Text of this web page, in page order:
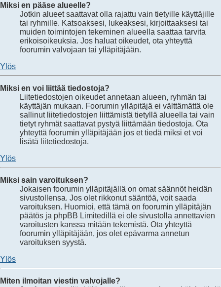
Miksi en pääse alueelle?
Jotkin alueet saattavat olla rajattu vain tietyille käyttäjille
tai ryhmille. Katsoaksesi, lukeaksesi, kirjoittaaksesi tai
muiden toimintojen tekeminen alueella saattaa tarvita
erikoisoikeuksia. Jos haluat oikeudet, ota yhteyttä
foorumin valvojaan tai ylläpitäjään.
Ylös
Miksi en voi liittää tiedostoja?
Liitetiedostojen oikeudet annetaan alueen, ryhmän tai
käyttäjän mukaan. Foorumin ylläpitäjä ei välttämättä ole
sallinut liitetiedostojen liittämistä tietyllä alueella tai vain
tietyt ryhmät saattavat pystyä liittämään tiedostoja. Ota
yhteyttä foorumin ylläpitäjään jos et tiedä miksi et voi
lisätä liitetiedostoja.
Ylös
Miksi sain varoituksen?
Jokaisen foorumin ylläpitäjällä on omat säännöt heidän
sivustollensa. Jos olet rikkonut sääntöä, voit saada
varoituksen. Huomioi, että tämä on foorumin ylläpitäjän
päätös ja phpBB Limitedillä ei ole sivustolla annettavien
varoitusten kanssa mitään tekemistä. Ota yhteyttä
foorumin ylläpitäjään, jos olet epävarma annetun
varoituksen syystä.
Ylös
Miten ilmoitan viestin valvojalle?